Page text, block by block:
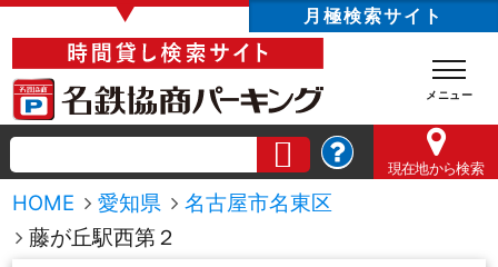
▼ 月極検索サイト
現在地から検索
HOME 愛知県
名古屋市名東区
藤が丘駅西第２